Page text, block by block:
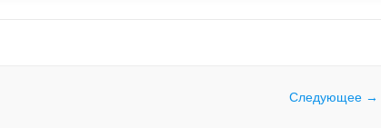
Следующее →